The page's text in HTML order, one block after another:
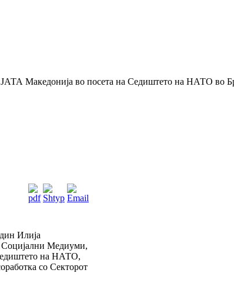
ЈАТА Македонија во посета на Седиштето на НАТО во
Илија
Социјални Медиуми,
на НАТО,
со Секторот